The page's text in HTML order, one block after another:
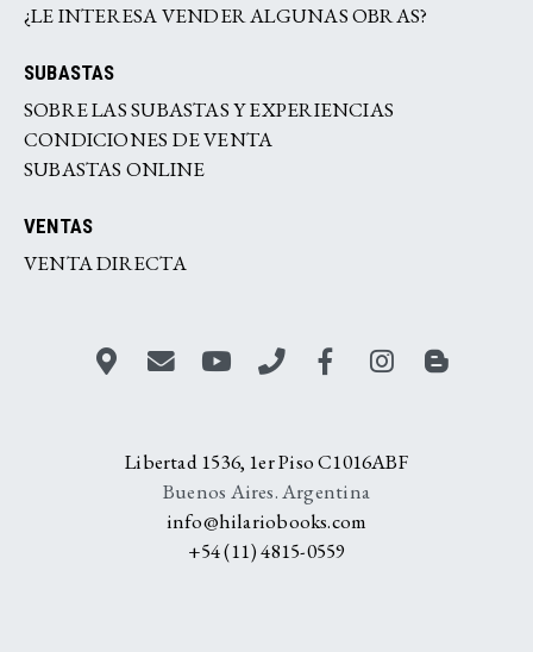
¿LE INTERESA VENDER ALGUNAS OBRAS?
SUBASTAS
SOBRE LAS SUBASTAS Y EXPERIENCIAS
CONDICIONES DE VENTA
SUBASTAS ONLINE
VENTAS
VENTA DIRECTA
Libertad 1536, 1er Piso C1016ABF
Buenos Aires. Argentina
info@hilariobooks.com
+54 (11) 4815-0559